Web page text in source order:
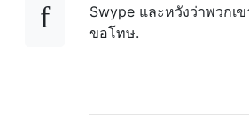
Swype และหวังว่าพวกเ
ขอโทษ.